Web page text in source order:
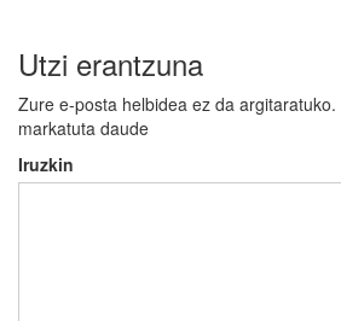
Utzi erantzuna
Zure e-posta helbidea ez da argitaratuko.
markatuta daude
Iruzkin